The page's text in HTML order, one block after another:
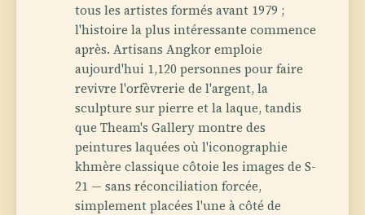
tous les artistes formés avant 1979 ;
l'histoire la plus intéressante commence
après. Artisans Angkor emploie
aujourd'hui 1,120 personnes pour faire
revivre l'orfèvrerie de l'argent, la
sculpture sur pierre et la laque, tandis
que Theam's Gallery montre des
peintures laquées où l'iconographie
khmère classique côtoie les images de S-
21 — sans réconciliation forcée,
simplement placées l'une à côté de